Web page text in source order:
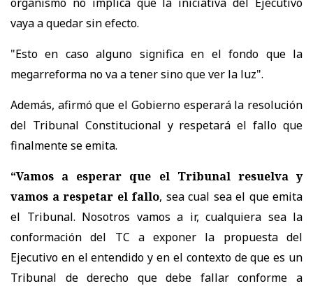
vaya a quedar sin efecto.
"Esto en caso alguno significa en el fondo que la
megarreforma no va a tener sino que ver la luz".
Además, afirmó que el Gobierno esperará la resolución
del Tribunal Constitucional y respetará el fallo que
finalmente se emita.
“Vamos a esperar que el Tribunal resuelva y
vamos a respetar el fallo, sea cual sea el que emita
el Tribunal. Nosotros vamos a ir, cualquiera sea la
conformación del TC a exponer la propuesta del
Ejecutivo en el entendido y en el contexto de que es un
Tribunal de derecho que debe fallar conforme a